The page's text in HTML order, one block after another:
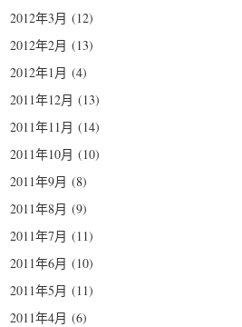
2012年3月 (12)
2012年2月 (13)
2012年1月 (4)
2011年12月 (13)
2011年11月 (14)
2011年10月 (10)
2011年9月 (8)
2011年8月 (9)
2011年7月 (11)
2011年6月 (10)
2011年5月 (11)
2011年4月 (6)